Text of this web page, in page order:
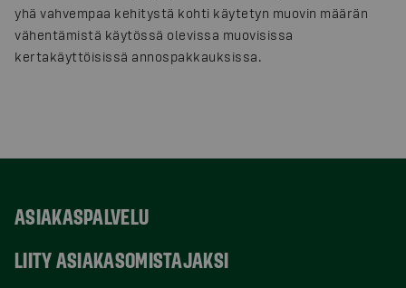
yhä vahvempaa kehitystä kohti käytetyn muovin määrän
vähentämistä käytössä olevissa muovisissa
kertakäyttöisissä annospakkauksissa.
ASIAKASPALVELU
LIITY ASIAKASOMISTAJAKSI